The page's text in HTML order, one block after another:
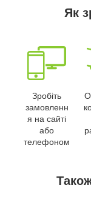
Як
Зробіть
замовленн
я на сайті
або
телефоном